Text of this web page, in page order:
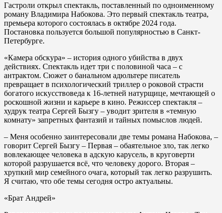
Гастроли открыл спектакль, поставленный по одноименному
роману Владимира Набокова. Это первый спектакль театра,
премьера которого состоялась в октябре 2024 года.
Постановка пользуется большой популярностью в Санкт-
Петербурге.
«Камера обскура» – история одного убийства в двух
действиях. Спектакль идет три с половиной часа – с
антрактом. Сюжет о банальном адюльтере писатель
превращает в психологический триллер о роковой страсти
богатого искусствоведа к 16-летней натурщице, мечтающей о
роскошной жизни и карьере в кино. Режиссер спектакля –
худрук театра Сергей Бызгу – уводит зрителя в «темную
комнату» запретных фантазий и тайных помыслов людей.
– Меня особенно заинтересовали две темы романа Набокова, –
говорит Сергей Бызгу – Первая – обаятельное зло, так легко
вовлекающее человека в адскую карусель, в круговерти
которой разрушается всё, что человеку дорого. Вторая –
хрупкий мир семейного очага, который так легко разрушить.
Я считаю, что обе темы сегодня остро актуальны.
«Брат Андрей»